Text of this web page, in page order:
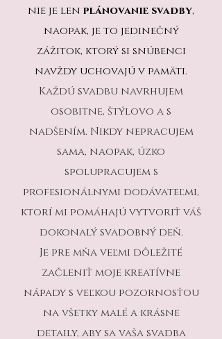
nie je len plánovanie svadby,
naopak, je to jedinečný
zážitok, ktorý si snúbenci
navždy uchovajú v pamäti.
Každú svadbu navrhujem
osobitne, štýlovo a s
nadšením. Nikdy nepracujem
sama, naopak, úzko
spolupracujem s
profesionálnymi dodávateľmi,
ktorí mi pomáhajú vytvoriť váš
dokonalý svadobný deň.
Je pre mňa veľmi dôležité
začleniť moje kreatívne
nápady s veľkou pozornosťou
na všetky malé a krásne
detaily, aby sa vaša svadba